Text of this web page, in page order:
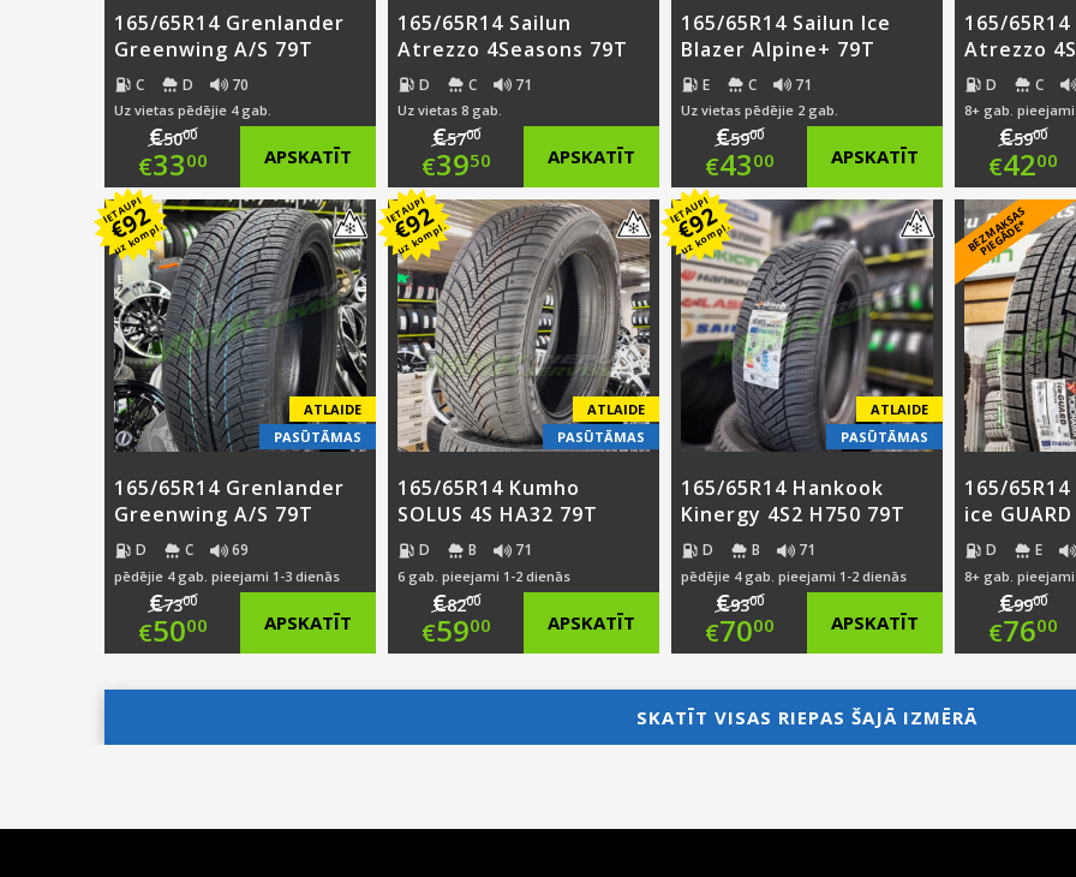
165/65R14 Grenlander
Greenwing A/S 79T
C D 70
Uz vietas pēdējie 4 gab.
€5000
Original
price
was:
€50.00.
€3300
Current
price
is:
€33.00.
APSKATĪT
165/65R14 Sailun
Atrezzo 4Seasons 79T
D C 71
Uz vietas 8 gab.
€5700
Original
price
was:
€57.00.
€3950
Current
price
is:
€39.50.
APSKATĪT
165/65R14 Sailun Ice
Blazer Alpine+ 79T
E C 71
Uz vietas pēdējie 2 gab.
€5900
Original
price
was:
€59.00.
€4300
Current
price
is:
€43.00.
APSKATĪT
165/
Atrezzo
D C
8+ gab.
€5900
€4200
is:
IETAUPI
€92
uz kompl.
ATLAIDE
PASŪTĀMAS
165/65R14 Grenlander
Greenwing A/S 79T
D C 69
pēdējie 4 gab. pieejami 1-3 dienās
€7300
Original
€5000 APSKATĪT
IETAUPI
€92
uz kompl.
ATLAIDE
PASŪTĀMAS
165/65R14 Kumho
SOLUS 4S HA32 79T
D B 71
6 gab. pieejami 1-2 dienās
€8200
Original
€5900 APSKATĪT
IETAUPI
€92
uz kompl.
ATLAIDE
PASŪTĀMAS
165/65R14 Hankook
Kinergy 4S2 H750 79T
D B 71
pēdējie 4 gab. pieejami 1-2 dienās
€9300
Original
was:
€7000
price
APSKATĪT
B
E
Z
M
A
K
S
A
S
PI
E
G
Ā
D
E
*
165/
ice
D E
8+ gab.
€9900
€7600
SKATĪT VISAS RIEPAS ŠAJĀ IZMĒRĀ